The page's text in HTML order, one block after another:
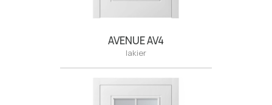
AVENUE AV4
lakier